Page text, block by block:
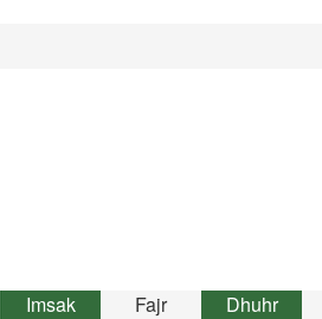
Imsak Fajr Dhuhr